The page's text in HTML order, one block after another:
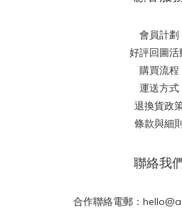
會員計劃
好評回圖活
購買流程
運送方式
退換貨政
條款與細
聯絡我
合作聯絡電郵：